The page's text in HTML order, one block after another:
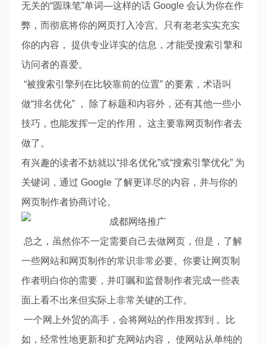
无关的“圆珠笔”单词—这样的话 Google 会认为你在作
弊，而彻底将你的网页打入冷宫。只有老老实实充实
你的内容， 提供专业详实的信息，才能受搜索引擎和
访问者的喜爱。
“被搜索引擎列在比较靠前的位置” 的要素，术语叫
做“排名优化” ， 除了标题和内容外，还有其他一些小
技巧，也能发挥一定的作用， 这主要靠网页制作者去
做了。
有兴趣的读者不妨就以“排名优化”或“搜索引擎优化” 为
关键词，通过 Google 了解更详尽的内容，并与你的
网页制作者协商讨论。
总之，虽然你不一定需要自己去做网页，但是，了解
一些网站和网页制作的常识非常必要。你要让网页制
作者明白你的需要，并叮嘱和监督制作者完成一些表
面上看不出来但实际上非常关键的工作。
一个网上外贸的高手，会将网站的作用发挥到 。比
如，经常性地更新和扩充网站内容， 使网站从单纯的